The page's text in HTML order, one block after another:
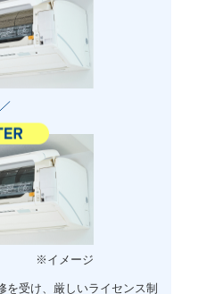
を受け、厳しいライセンス制